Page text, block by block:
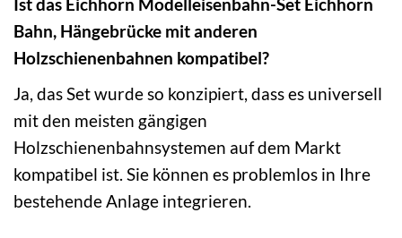
Bahn, Hängebrücke mit anderen
Holzschienenbahnen kompatibel?
Ja, das Set wurde so konzipiert, dass es universell
mit den meisten gängigen
Holzschienenbahnsystemen auf dem Markt
kompatibel ist. Sie können es problemlos in Ihre
bestehende Anlage integrieren.